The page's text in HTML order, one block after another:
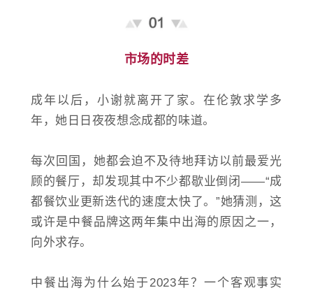
市场的时差
成年以后，小谢就离开了家。在伦敦求学多
年，她日日夜夜想念成都的味道。
每次回国，她都会迫不及待地拜访以前最爱光
顾的餐厅，却发现其中不少都歇业倒闭——“成
都餐饮业更新迭代的速度太快了。”她猜测，这
或许是中餐品牌这两年集中出海的原因之一，
向外求存。
中餐出海为什么始于2023年？一个客观事实